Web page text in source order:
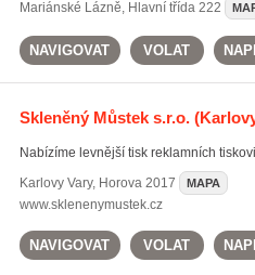
Mariánské Lázně, Hlavní třída 222
NAVIGOVAT VOLAT
Skleněný Můstek s.r.o.
Nabízíme levnější tisk reklamních
Karlovy Vary, Horova 2017 MAPA
www.sklenenymustek.cz
NAVIGOVAT VOLAT